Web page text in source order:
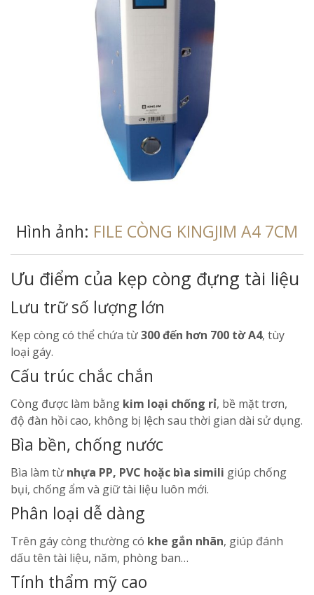
Hình ảnh: FILE CÒNG KINGJIM A4 7CM
Ưu điểm của kẹp còng đựng tài liệu
Lưu trữ số lượng lớn
Kẹp còng có thể chứa từ300 đến hơn 700 tờ A4, tùy
loại gáy.
Cấu trúc chắc chắn
Còng được làm bằng kim loại chống rỉ, bề mặt trơn,
độ đàn hồi cao, không bị lệch sau thời gian dài sử dụng.
Bìa bền, chống nước
Bìa làm từ nhựa PP, PVC hoặc bìa simili giúp chống
bụi, chống ẩm và giữ tài liệu luôn mới.
Phân loại dễ dàng
Trên gáy còng thường có khe gắn nhãn, giúp đánh
dấu tên tài liệu, năm, phòng ban…
Tính thẩm mỹ cao